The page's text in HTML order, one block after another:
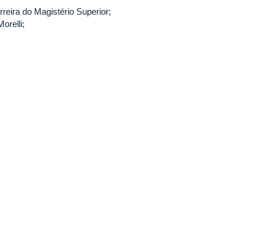
do Magistério Superior;